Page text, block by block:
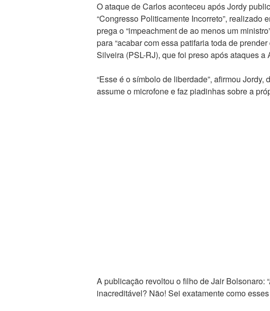
O ataque de Carlos aconteceu após Jordy
“Congresso Politicamente Incorreto”, realizado
prega o “impeachment de ao menos um
para “acabar com essa patifaria toda de
Silveira (PSL-RJ), que foi preso após ataques a
“Esse é o símbolo de liberdade”, afirmou
assume o microfone e faz piadinhas sobre a
A publicação revoltou o filho de Jair Bolsonaro:
inacreditável? Não! Sei exatamente como